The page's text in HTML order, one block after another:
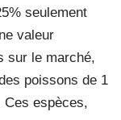
seulement
valeur
sur le marché,
poissons de 1
Ces espèces,